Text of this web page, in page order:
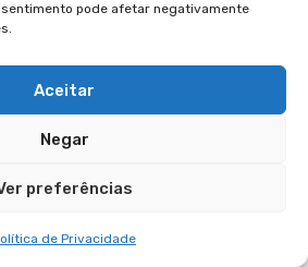
pode afetar negativamente
Aceitar
Negar
preferências
de Privacidade
com dor e abandono, o
ouvirão sobre o Senhor.
de Cristo.
o Salmo 22 fortalece a fé